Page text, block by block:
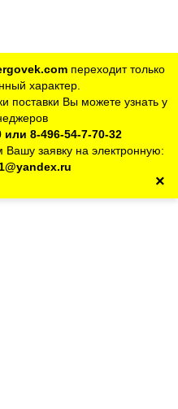
+7 (926) 012-02-80
+7 (925) 902-46-10
переходит только
характер.
поставки Вы можете узнать у
или 8-496-54-7-70-32
заявку на электронную:
×